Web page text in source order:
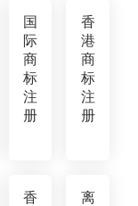
国
际
商
标
注
册
香
港
商
标
注
册
香
离